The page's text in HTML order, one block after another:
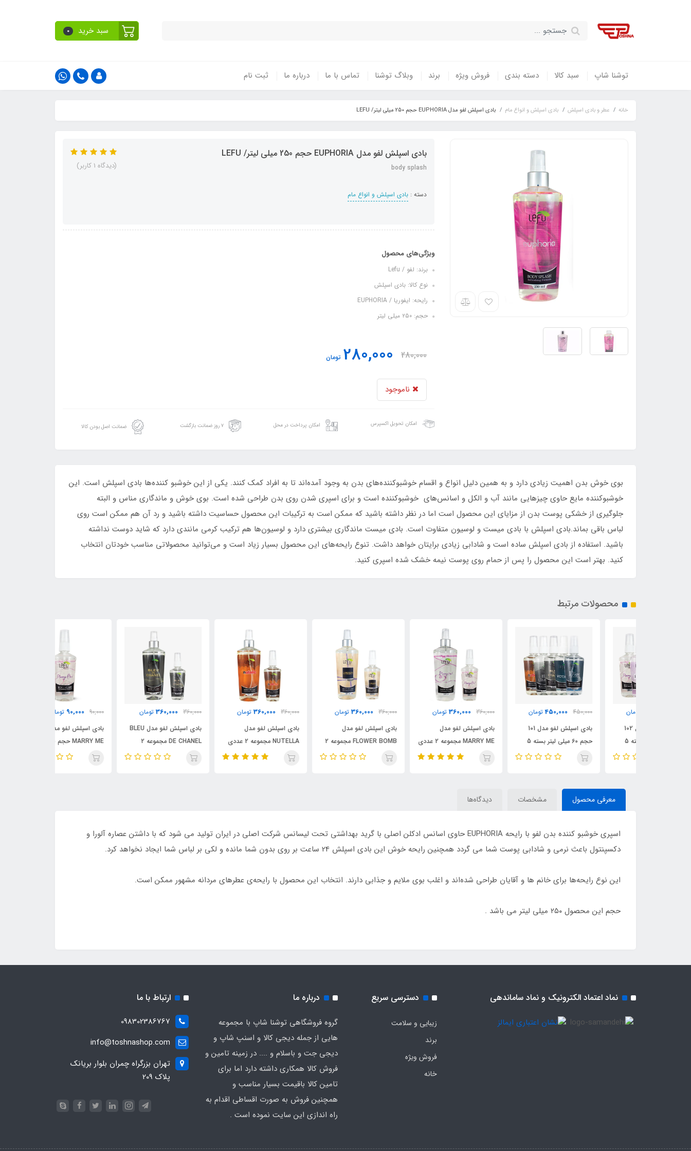
سبد خرید 0
توشنا شاپ سبد کالا دسته بندی فروش ویژه برند وبلاگ توشنا تماس با ما درباره ما ثبت نام
خانه عطر و بادی اسپلش بادی اسپلش و انواع مام بادی اسپلش لفو مدل EUPHORIA حجم 250 میلی لیتر/ LEFU
بادی اسپلش لفو مدل EUPHORIA حجم 250 میلی لیتر/ LEFU
body splash
دسته : بادی اسپلش و انواع مام
(دیدگاه 1 کاربر)
ویژگی‌های محصول
برند: لفو / Lefu
نوع کالا: بادی اسپلش
رایحه: ایفوریا / EUPHORIA
حجم: ۲۵۰ میلی لیتر
280,000
280,000 تومان
ناموجود
امکان تحویل اکسپرس امکان پرداخت در محل ۷ روز ضمانت بازگشت ضمانت اصل بودن کالا
بوی خوش بدن اهمیت زیادی دارد و به همین دلیل انواع و اقسام خوشبوکننده‌های بدن به وجود آمده‌اند تا به افراد کمک کنند. یکی از این خوشبو کننده‌ها بادی اسپلش است. این
خوشبوکننده مایع حاوی چیزهایی مانند آب و الکل و اسانس‌های خوشبوکننده است و برای اسپری شدن روی بدن طراحی شده است. بوی خوش و ماندگاری مناس و البته
جلوگیری از خشکی پوست بدن از مزایای این محصول است اما در نظر داشته باشید که ممکن است به ترکیبات این محصول حساسیت داشته باشید و رد آن هم ممکن است روی
لباس باقی بماند.بادی اسپلش با بادی میست و لوسیون متفاوت است. بادی میست ماندگاری بیشتری دارد و لوسیون‌ها هم ترکیب کرمی مانندی دارد که شاید دوست نداشته
باشید. استفاده از بادی اسپلش ساده است و شادابی زیادی برایتان خواهد داشت. تنوع رایحه‌های این محصول بسیار زیاد است و می‌توانید محصولاتی مناسب خودتان انتخاب
کنید. بهتر است این محصول را پس از حمام روی پوست نیمه خشک شده اسپری کنید.
محصولات مرتبط
450,000
450,000 تومان
بادی اسپلش لفو مدل 101
حجم 60 میلی لیتر بسته 5
عددی /LEFU
360,000
360,000 تومان
بادی اسپلش لفو مدل
MARRY ME مجموعه 2 عددی
250 و 60 میلی لیتر/ LEFU
360,000
360,000 تومان
بادی اسپلش لفو مدل
FLOWER BOMB مجموعه 2
عددی 250 و 60 میلی لیتر/
360,000
360,000 تومان
بادی اسپلش لفو مدل
NUTELLA مجموعه 2 عددی
250 و 60 میلی لیتر/ LEFU
360,000
360,000 تومان
بادی اسپلش لفو مدل BLEU
DE CHANEL مجموعه 2
عددی 250 و 60 میلی لیتر/
90,000
90,000 تومان
بادی اسپلش لفو مدل
MARRY ME حجم 60 میلی
لیتر/ LEFU
معرفی محصول مشخصات دیدگاه‌ها
اسپری خوشبو کننده بدن لفو با رایحه EUPHORIA حاوی اسانس ادکلن اصلی با گرید بهداشتی تحت لیسانس شرکت اصلی در ایران تولید می شود که با داشتن عصاره آلورا و
دکسپنتول باعث نرمی و شادابی پوست شما می گردد همچنین رایحه خوش این بادی اسپلش 24 ساعت بر روی بدون شما مانده و لکی بر لباس شما ایجاد نخواهد کرد.
این نوع رایحه‌ها برای خانم ها و آقایان طراحی شده‌اند و اغلب بوی ملایم و جذابی دارند. انتخاب این محصول با رایحه‌ی عطرهای مردانه مشهور ممکن است.
حجم این محصول ۲۵۰ میلی لیتر می باشد .
نماد اعتماد الکترونیک و نماد ساماندهی دسترسی سریع
زیبایی و سلامت
برند
فروش ویژه
خانه
درباره ما
گروه فروشگاهی توشنا شاپ با مجموعه
هایی از جمله دیجی کالا و اسنپ شاپ و
دیجی جت و باسلام و .... در زمینه تامین و
فروش کالا همکاری داشته دارد اما برای
تامین کالا باقیمت بسیار مناسب و
همچنین فروش به صورت اقساطی اقدام به
راه اندازی این سایت نموده است .
ارتباط با ما
098302386767
info@toshnashop.com
تهران بزرگراه چمران بلوار بریانک
پلاک 209